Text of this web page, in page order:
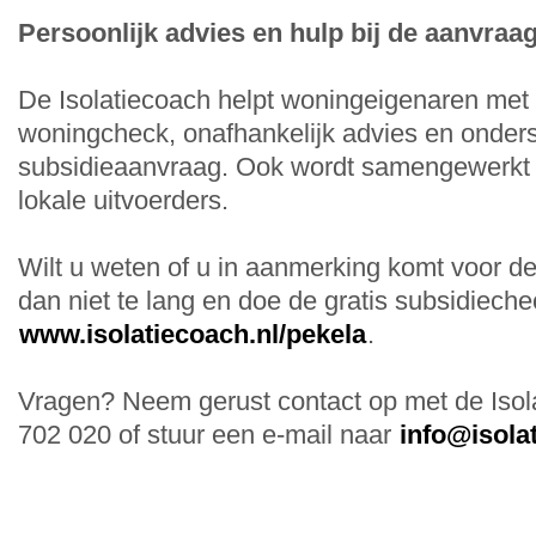
Persoonlijk advies en hulp bij de
De Isolatiecoach helpt woningeigenaren
woningcheck, onafhankelijk advies en
subsidieaanvraag. Ook wordt
lokale uitvoerders.
Wilt u weten of u in aanmerking komt voor
dan niet te lang en doe de gratis
www.isolatiecoach.nl/pekela.
Vragen? Neem gerust contact op met de
702 020 of stuur een e-mail naar